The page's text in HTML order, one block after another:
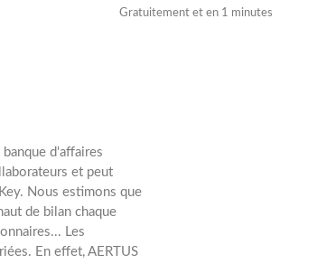
Gratuitement et en 1 minutes
d'affaires
et peut
Nous estimons que
de bilan chaque
Les
En effet, AERTUS